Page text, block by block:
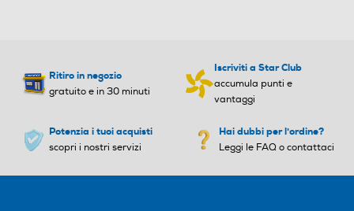
Ritiro in negozio
gratuito e in 30 minuti
Iscriviti a Star Club
accumula punti e
vantaggi
Potenzia i tuoi acquisti
scopri i nostri servizi
Hai dubbi per l'ordine?
Leggi le FAQ o contattaci